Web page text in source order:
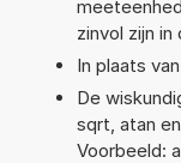
zinvol zijn
In plaats
De
sqrt, atan
Voorbeeld: